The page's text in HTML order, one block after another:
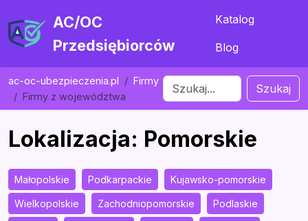
AC/OC
Przedsiębiorców
Katalog
Blog
ac-oc-ubezpieczenia.pl
Firmy
Firmy z województwa
Szukaj
Lokalizacja: Pomorskie
Małopolskie Podkarpackie Kujawsko-pomorskie
Wielkopolskie Zachodniopomorskie Podlaskie